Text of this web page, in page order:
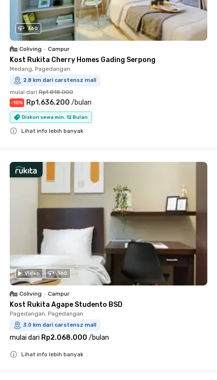
360
Coliving • Campur
Kost Rukita Cherry Homes Gading Serpong
Medang, Pagedangan
2.8 km dari carstensz mall
mulai dari Rp1.818.000
-10% Rp1.636.200 /bulan
Diskon sewa min. 12 Bulan
Lihat info lebih banyak
Video 360
Coliving • Campur
Kost Rukita Agape Studento BSD
Pagedangan, Pagedangan
3.0 km dari carstensz mall
mulai dari Rp2.068.000 /bulan
Lihat info lebih banyak